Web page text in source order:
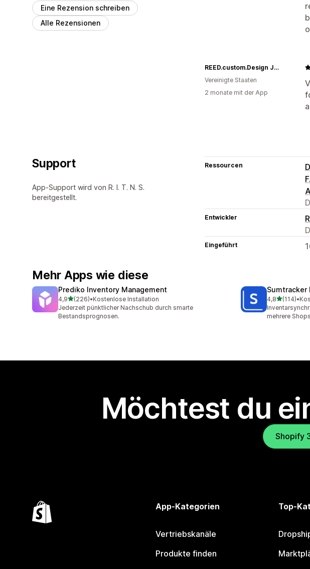
Eine Rezension schreiben
Alle Rezensionen
REED.custom.Design Jewelry
Vereinigte Staaten
2 monate mit der App
Support
App-Support wird von R. I. T. N. S.
bereitgestellt.
Ressourcen
Entwickler
Eingeführt
Mehr Apps wie diese
Prediko Inventory Management
4,9von 5 Sternen
(226)
226 Rezensionen insgesamt
•Kostenlose Installation
Jederzeit pünktlicher Nachschub durch smarte
Bestandsprognosen.
Sumtracker
4,8von 5
(114)
114 •
mehrere Shops
Möchtest du
Shopify
App-Kategorien
Vertriebskanäle
Produkte finden
Top-